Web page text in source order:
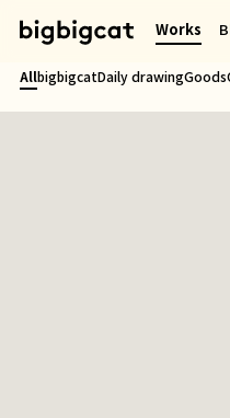
Works
AllbigbigcatDaily drawingGoods